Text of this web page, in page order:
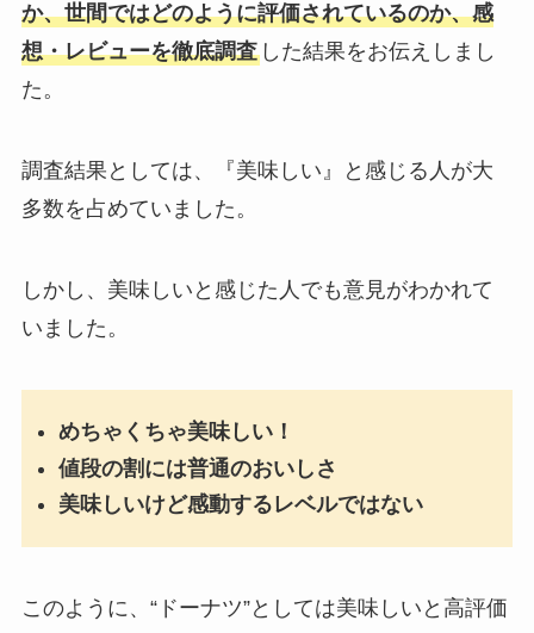
か、世間ではどのように評価されているのか、感
想・レビューを徹底調査した結果をお伝えしまし
た。
調査結果としては、『美味しい』と感じる人が大
多数を占めていました。
しかし、美味しいと感じた人でも意見がわかれて
いました。
めちゃくちゃ美味しい！
値段の割には普通のおいしさ
美味しいけど感動するレベルではない
このように、“ドーナツ”としては美味しいと高評価